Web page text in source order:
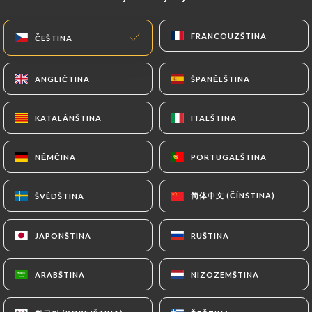
ČEŠTINA FRANCOUZŠTINA
ANGLIČTINA ŠPANĚLŠTINA
KATALÁNŠTINA ITALŠTINA
NĚMČINA PORTUGALŠTINA
ŠVÉDŠTINA 简体中文 (ČÍNŠTINA)
JAPONŠTINA RUŠTINA
ARABŠTINA NIZOZEMŠTINA
/
Kontakt
Restaurant L'Adresse
ČEŠTINA FRANCOUZŠTINA
ANGLIČTINA ŠPANĚLŠTINA
KATALÁNŠTINA ITALŠTINA
NĚMČINA PORTUGALŠTINA
ŠVÉDŠTINA 简体中文 (ČÍNŠTINA)
JAPONŠTINA RUŠTINA
ARABŠTINA NIZOZEMŠTINA